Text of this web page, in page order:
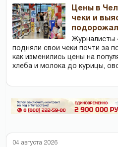
Цены в
чеки и
Журналисты
подняли свои чеки почти за
как изменились цены на
хлеба и молока до курицы,
04 августа 2026